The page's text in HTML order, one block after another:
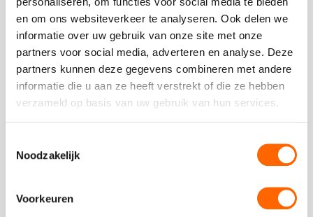
en om ons websiteverkeer te analyseren. Ook delen we
informatie over uw gebruik van onze site met onze
partners voor social media, adverteren en analyse. Deze
partners kunnen deze gegevens combineren met andere
informatie die u aan ze heeft verstrekt of die ze hebben
verzameld op basis van uw gebruik van hun services.
Noodzakelijk
Voorkeuren
Op dit moment zijn we gesloten.
Stuur ons een bericht
Ga naarcontactformulier
Chat met ons
Start metchatten
Beoordeling van onze klanten